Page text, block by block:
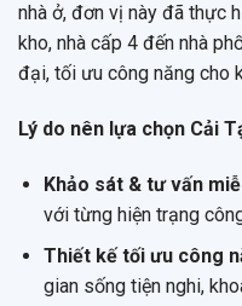
nhà ở, đơn vị này đã thực
kho, nhà cấp 4 đến nhà
đại, tối ưu công năng cho
Lý do nên lựa chọn Cải
Khảo sát & tư vấn
với từng hiện trạng
Thiết kế tối ưu công
gian sống tiện nghi,